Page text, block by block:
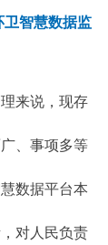
智慧数据监
来说，现存
、事项多等
数据平台本
对人民负责